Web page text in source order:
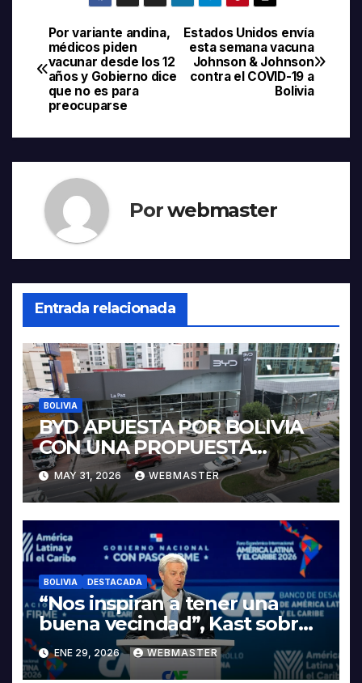
Navegación
de
entradas
Estados Unidos envía
esta semana vacuna
Johnson & Johnson
contra el COVID-19 a
Bolivia
Por variante andina,
médicos piden
vacunar desde los 12
años y Gobierno dice
que no es para
preocuparse
Porwebmaster
Entrada relacionada
BOLIVIA
BYD APUESTA POR BOLIVIA
CON UNA PROPUESTA
INTEGRAL PARA IMPULSAR
LA ELECTROMOVILIDAD Y LA
INDUSTRIALIZACIÓN DEL
LITIO
MAY 31, 2026 WEBMASTER
BOLIVIA DESTACADA
“Nos inspiran a tener una
buena vecindad”, Kast sobre
discurso del presidente
Rodrigo Paz
ENE 29, 2026 WEBMASTER